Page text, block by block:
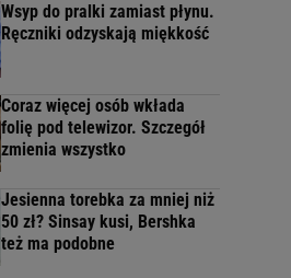
Wsyp do pralki zamiast płynu.
Ręczniki odzyskają miękkość
Coraz więcej osób wkłada
folię pod telewizor. Szczegół
zmienia wszystko
Jesienna torebka za mniej niż
50 zł? Sinsay kusi, Bershka
też ma podobne